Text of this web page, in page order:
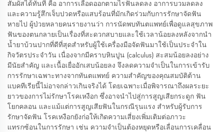
สัมผัสได้ทันที คือ อาการเลือดออกตามไรฟันลดลง อาการบวมลดลง
และความรู้สึกเจ็บปวดหรือแสบร้อนที่มักเกิดร่วมกับการรักษาจัดฟัน
หายไป ผู้ป่วยหลายคนรายงานว่า การนัดพบทันตแพทย์เพื่อดูแลสุขภาพ
ฟันของตนกลายเป็นเรื่องที่สะดวกสบายและใช้เวลาน้อยลงหลังจากนำ
น้ำยาบ้วนปากที่ดีที่สุดสำหรับผู้ใช้เครื่องมือจัดฟันมาใช้เป็นประจำใน
กิจวัตรประจำวัน เนื่องจากมีคราบหินปูน (calculus) สะสมน้อยลงอย่าง
มีนัยสำคัญ และเนื้อเยื่ออักเสบน้อยลง จึงลดความจำเป็นในการเข้ารับ
การรักษาเฉพาะทางจากทันตแพทย์ ความสำคัญของคุณสมบัติต้าน
แบคทีเรียนี้ไม่อาจกล่าวเกินจริงได้ โดยเฉพาะเมื่อพิจารณาถึงผลระยะ
ยาวของการไม่รักษาโรคเหงือก ซึ่งอาจนำไปสู่การสูญเสียกระดูก ฟัน
โยกคลอน และแม้แต่การสูญเสียฟันในกรณีรุนแรง สำหรับผู้รับการ
รักษาจัดฟัน โรคเหงือกยังก่อให้เกิดความเสี่ยงเพิ่มเติมต่อภาวะ
แทรกซ้อนในการรักษา เช่น ความจำเป็นต้องหยุดหรือเลื่อนการเคลื่อน